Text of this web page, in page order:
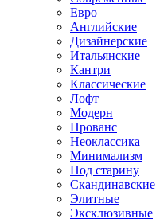
Евро
Английские
Дизайнерские
Итальянские
Кантри
Классические
Лофт
Модерн
Прованс
Неоклассика
Минимализм
Под старину
Скандинавские
Элитные
Эксклюзивные